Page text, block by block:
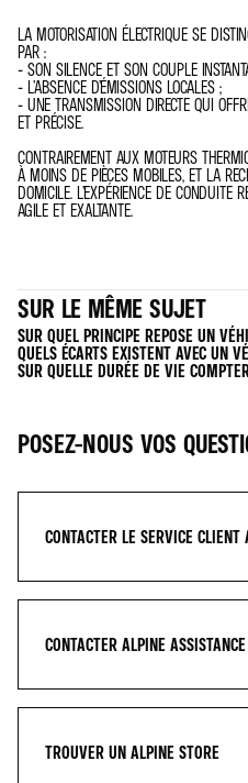
LA MOTORISATION ÉLECTRIQUE SE
PAR :
- SON SILENCE ET SON COUPLE
- L’ABSENCE D’ÉMISSIONS LOCALES ;
- UNE TRANSMISSION DIRECTE QUI
ET PRÉCISE.
CONTRAIREMENT AUX MOTEURS
À MOINS DE PIÈCES MOBILES, ET LA
DOMICILE. L’EXPÉRIENCE DE CONDUITE
AGILE ET EXALTANTE.
SUR LE MÊME SUJET
SUR QUEL PRINCIPE REPOSE UN
QUELS ÉCARTS EXISTENT AVEC UN
SUR QUELLE DURÉE DE VIE
POSEZ-NOUS VOS
CONTACTER LE SERVICE CLIENT
CONTACTER ALPINE ASSISTANCE
TROUVER UN ALPINE STORE